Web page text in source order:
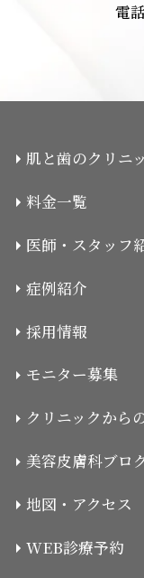
電
肌と歯のクリニ
料金一覧
医師・スタッフ
症例紹介
採用情報
モニター募集
クリニックから
美容皮膚科ブロ
地図・アクセス
WEB診療予約